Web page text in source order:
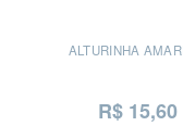
ALTURINHA
R$ 15,60